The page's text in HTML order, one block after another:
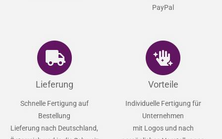
PayPal
Lieferung
Schnelle Fertigung auf
Bestellung
Lieferung nach Deutschland,
Vorteile
Individuelle Fertigung für
Unternehmen
mit Logos und nach